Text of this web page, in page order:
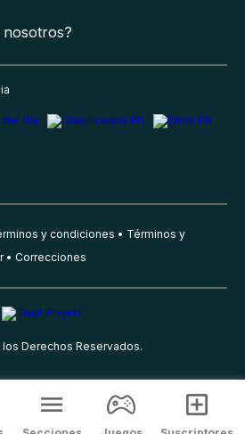
y condiciones
Términos y
Correcciones
los Derechos Reservados.